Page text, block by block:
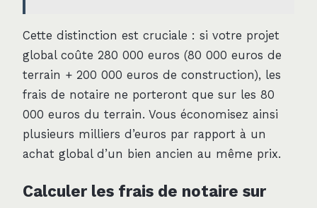
Cette distinction est cruciale : si votre projet
global coûte 280 000 euros (80 000 euros de
terrain + 200 000 euros de construction), les
frais de notaire ne porteront que sur les 80
000 euros du terrain. Vous économisez ainsi
plusieurs milliers d’euros par rapport à un
achat global d’un bien ancien au même prix.
Calculer les frais de notaire sur